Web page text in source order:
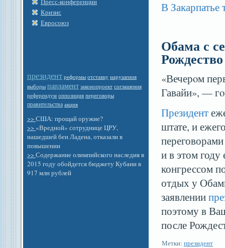
Кризис
Евросоюз
президент реформы отставку нарушения
выборы парламент законопроект соглашения
референдум оппозиция переговоры
правительства акция
>> США: прощай оружие?
>> «Вредной» сотруднице ЦРУ,
нашедшей бен Ладена, отказали в
повышении
>> Содержание олимпийского наследия в
2015 году обойдется бюджету Кубани в
917 млн рублей
В Закарпатье
Обама с
«Вечерοм
Гавайи», —
Президент
штате, и
и в этом
конгрессом
отдых у
заявлении
поэтому в
после
Метки: президент